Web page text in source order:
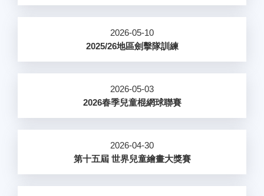
2026-05-10
2025/26地區劍擊隊訓練
2026-05-03
2026春季兒童棍網球聯賽
2026-04-30
第十五屆 世界兒童繪畫大獎賽